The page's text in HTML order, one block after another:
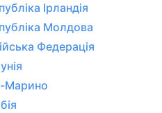
Ірландія
Молдова
Федерація